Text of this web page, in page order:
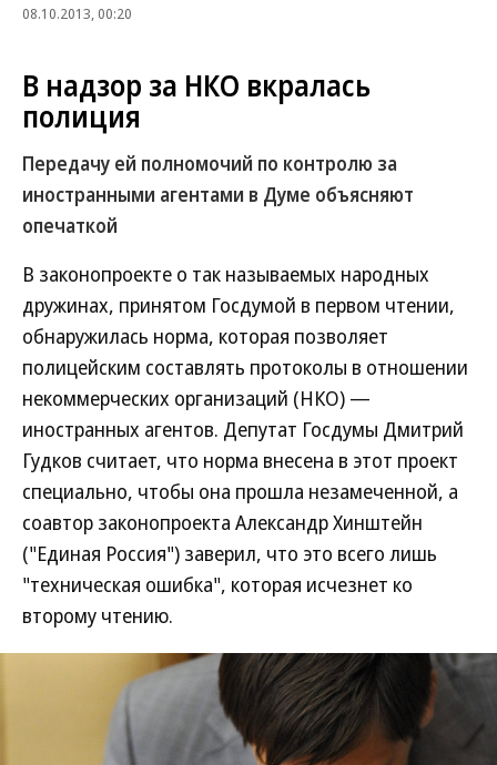
08.10.2013, 00:20
В надзор за НКО вкралась
полиция
Передачу ей полномочий по контролю за
иностранными агентами в Думе объясняют
опечаткой
В законопроекте о так называемых народных
дружинах, принятом Госдумой в первом чтении,
обнаружилась норма, которая позволяет
полицейским составлять протоколы в отношении
некоммерческих организаций (НКО) —
иностранных агентов. Депутат Госдумы Дмитрий
Гудков считает, что норма внесена в этот проект
специально, чтобы она прошла незамеченной, а
соавтор законопроекта Александр Хинштейн
("Единая Россия") заверил, что это всего лишь
"техническая ошибка", которая исчезнет ко
второму чтению.